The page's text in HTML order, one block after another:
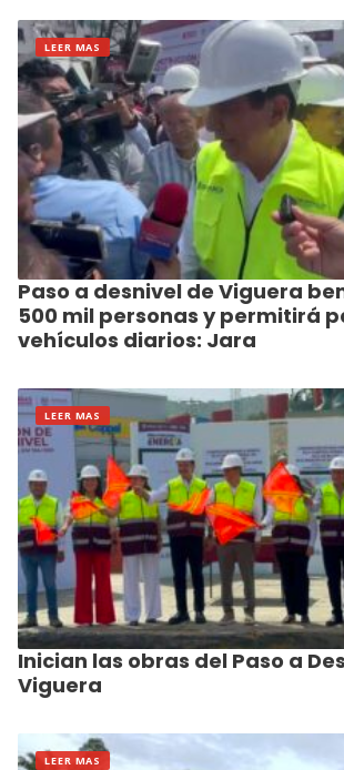
LEER MAS
Paso a desnivel de Viguera
500 mil personas y permitirá
vehículos diarios: Jara
LEER MAS
Inician las obras del Paso a
Viguera
LEER MAS